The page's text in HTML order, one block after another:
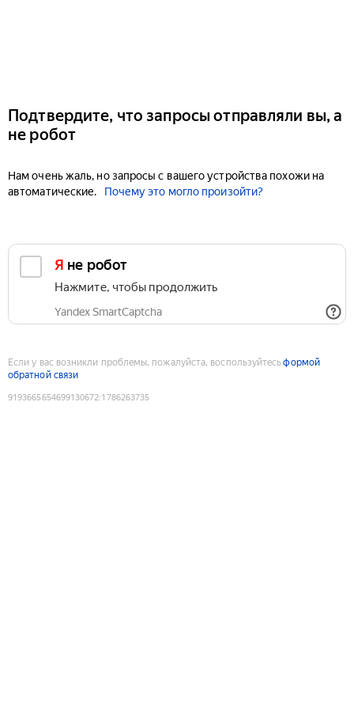
Подтвердите, что запросы отправляли вы, а
не робот
Нам очень жаль, но запросы с вашего устройства похожи на
автоматические.
Почему это могло произойти?
Я не робот
Нажмите, чтобы продолжить
Yandex SmartCaptcha
Если у вас возникли проблемы, пожалуйста, воспользуйтесьформой
обратной связи
9193665654699130672:1786263735